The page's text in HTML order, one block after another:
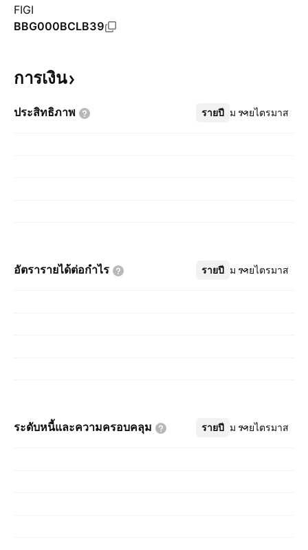
FIGI
BBG000BCLB39
การเงิน
ประสิทธิภาพ รายปี รายไตรมาส
เพิ่มเติม
อัตรารายได้ต่อกำไร รายปี รายไตรมาส
เพิ่มเติม
ระดับหนี้และความครอบคลุม รายปี รายไตรมาส
เพิ่มเติม